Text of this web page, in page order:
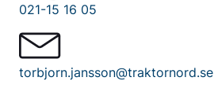
021-15 16 05
torbjorn.jansson@traktornord.se